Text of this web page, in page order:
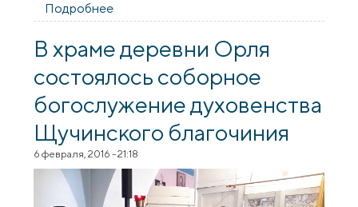
Подробнее
встреча, посвященная Дню
православной книги
В храме деревни Орля
состоялось соборное
богослужение духовенства
Щучинского благочиния
6 февраля, 2016 - 21:18